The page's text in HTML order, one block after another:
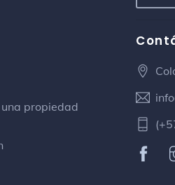
propiedad